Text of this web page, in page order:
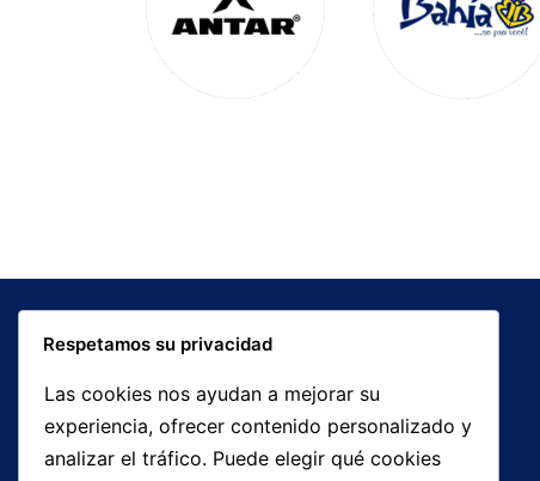
Respetamos su privacidad
Las cookies nos ayudan a mejorar su
experiencia, ofrecer contenido personalizado y
analizar el tráfico. Puede elegir qué cookies